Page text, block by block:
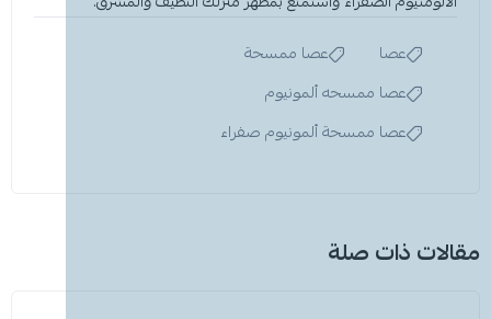
عصا
عصا ممسحة
عصا ممسحه ألمونيوم
عصا ممسحة ألمونيوم صفراء
مقالات ذات صلة